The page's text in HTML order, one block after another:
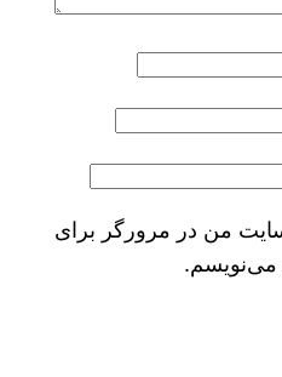
من در مرورگر برای
می‌نویسم.